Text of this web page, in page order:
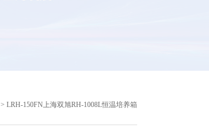
> LRH-150FN上海双旭RH-1008L恒温培养箱